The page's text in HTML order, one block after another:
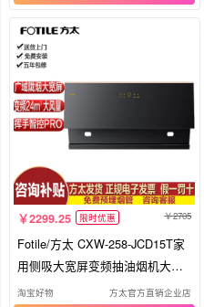
2299.25 限时优惠 2705
Fotile/方太 CXW-258-JCD15T家
用侧吸大宽屏变频抽油烟机大吸
力正
淘宝好物 方太官方直销企业店